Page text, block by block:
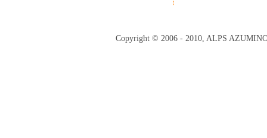
Copyright © 2006 - 2010, ALPS